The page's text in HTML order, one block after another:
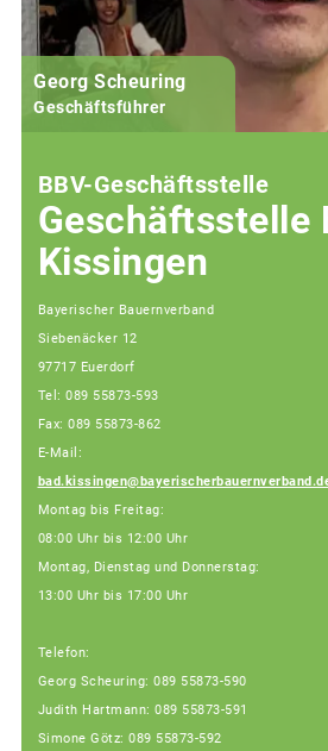
Georg Scheuring
Geschäftsführer
BBV-Geschäftsstelle
Geschäftsstelle
Kissingen
Bayerischer Bauernverband
Siebenäcker 12
97717 Euerdorf
Tel: 089 55873-593
Fax: 089 55873-862
E-Mail:
Montag bis Freitag:
08:00 Uhr bis 12:00 Uhr
Montag, Dienstag und Donnerstag:
13:00 Uhr bis 17:00 Uhr
Telefon:
Georg Scheuring: 089 55873-590
Judith Hartmann: 089 55873-591
Simone Götz: 089 55873-592